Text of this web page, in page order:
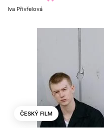
Iva Přivřelová
ČESKÝ FILM